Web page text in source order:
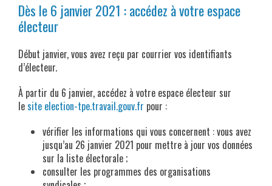
Dès le 6 janvier 2021 : accédez à votre espace
électeur
Début janvier, vous avez reçu par courrier vos identifiants
d’électeur.
À partir du 6 janvier, accédez à votre espace électeur sur
lesite election-tpe.travail.gouv.fr pour :
vérifier les informations qui vous concernent : vous avez
jusqu’au 26 janvier 2021 pour mettre à jour vos données
sur la liste électorale ;
consulter les programmes des organisations